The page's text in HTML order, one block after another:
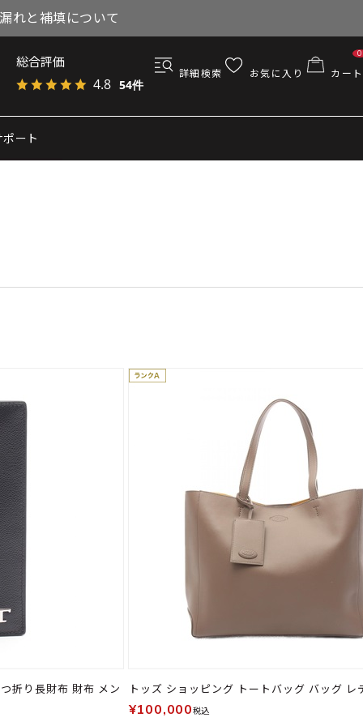
れと補填について
総合評価
4.8 54件
詳細検索 お気に入り カート
0
ポート
折り長財布 財布 メン トッズ ショッピング トートバッグ バッグ レ
¥100,000税込